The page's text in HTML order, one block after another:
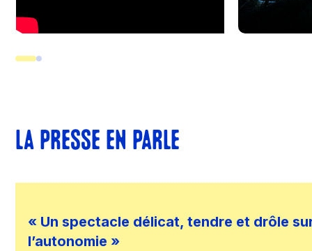
LA PRESSE EN PARLE
« Un spectacle délicat, tendre et drôle
l’autonomie »